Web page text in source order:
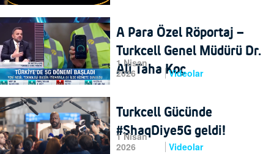
1 Nisan
2026
Videolar
A Para Özel Röportaj –
Turkcell Genel Müdürü Dr.
Ali Taha Koç
1 Nisan
2026
Videolar
Turkcell Gücünde
#ShaqDiye5G geldi!